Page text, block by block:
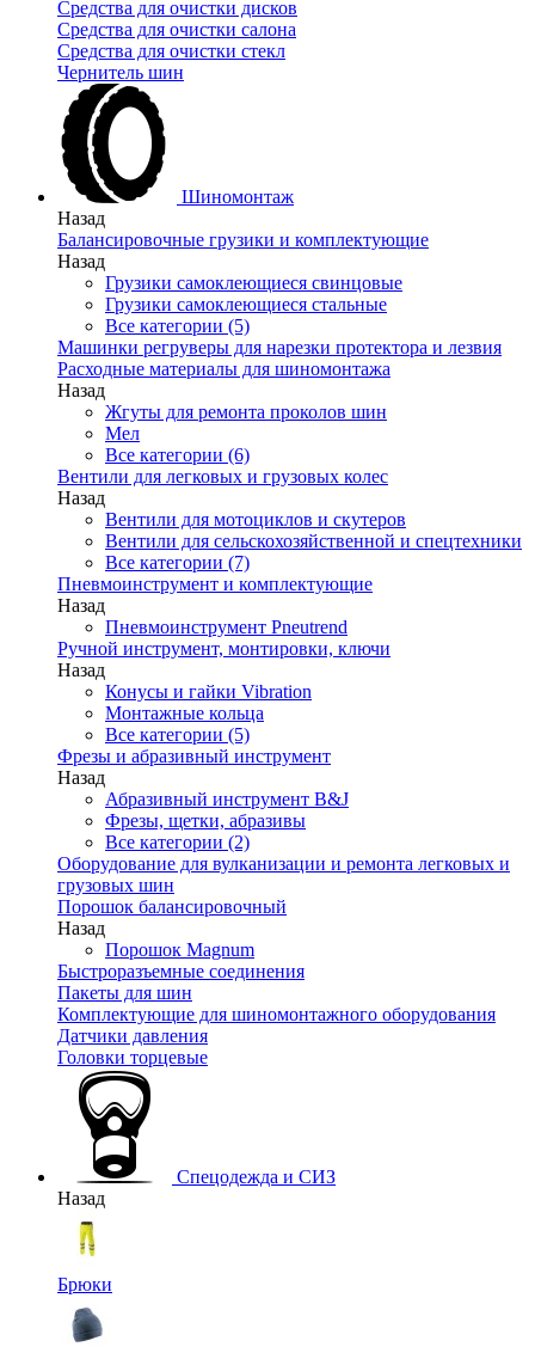
Средства для очистки дисков
Средства для очистки салона
Средства для очистки стекл
Чернитель шин
Шиномонтаж
Назад
Балансировочные грузики и комплектующие
Назад
Грузики самоклеющиеся свинцовые
Грузики самоклеющиеся стальные
Все категории (5)
Машинки регруверы для нарезки протектора и лезвия
Расходные материалы для шиномонтажа
Назад
Жгуты для ремонта проколов шин
Мел
Все категории (6)
Вентили для легковых и грузовых колес
Назад
Вентили для мотоциклов и скутеров
Вентили для сельскохозяйственной и спецтехники
Все категории (7)
Пневмоинструмент и комплектующие
Назад
Пневмоинструмент Pneutrend
Ручной инструмент, монтировки, ключи
Назад
Конусы и гайки Vibration
Монтажные кольца
Все категории (5)
Фрезы и абразивный инструмент
Назад
Абразивный инструмент B&J
Фрезы, щетки, абразивы
Все категории (2)
Оборудование для вулканизации и ремонта легковых и
грузовых шин
Порошок балансировочный
Назад
Порошок Magnum
Быстроразъемные соединения
Пакеты для шин
Комплектующие для шиномонтажного оборудования
Датчики давления
Головки торцевые
Спецодежда и СИЗ
Назад
Брюки